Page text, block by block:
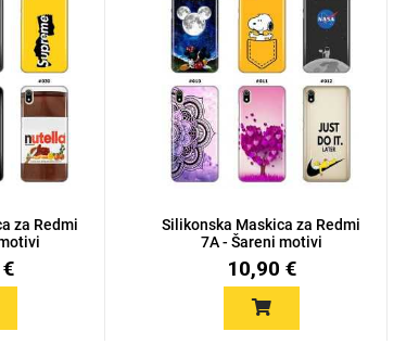
za Redmi
Silikonska Maskica za Redmi
7A - Šareni motivi
10,90 €